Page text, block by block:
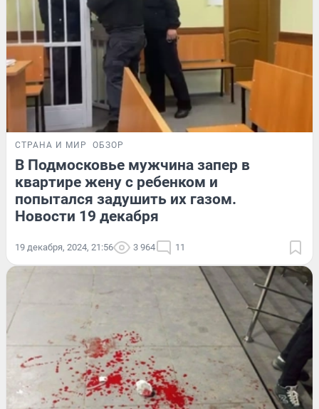
СТРАНА И МИР ОБЗОР
В Подмосковье мужчина запер в
квартире жену с ребенком и
попытался задушить их газом.
Новости 19 декабря
19 декабря, 2024, 21:56 3 964 11